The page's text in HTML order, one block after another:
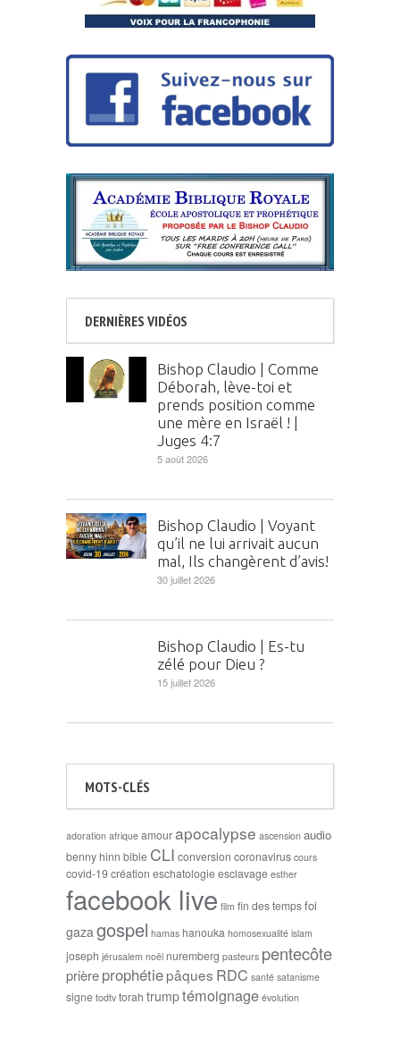
DERNIÈRES VIDÉOS
Bishop Claudio | Comme
Déborah, lève-toi et
prends position comme
une mère en Israël ! |
Juges 4:7
5 août 2026
Bishop Claudio | Voyant
qu’il ne lui arrivait aucun
mal, Ils changèrent d’avis!
30 juillet 2026
Bishop Claudio | Es-tu
zélé pour Dieu ?
15 juillet 2026
MOTS-CLÉS
adoration afrique amourapocalypse ascension audio
benny hinn bible CLI conversion coronavirus cours
covid-19création eschatologieesclavage esther
facebook live film fin des tempsfoi
gaza gospel hamas hanouka homosexualité islam
joseph jérusalem noël nuremberg pasteurs pentecôte
prièreprophétiepâques RDC santé satanisme
signe todtv torah trumptémoignage évolution